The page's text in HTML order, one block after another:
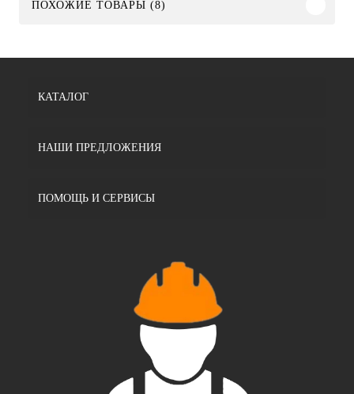
ПОХОЖИЕ ТОВАРЫ (8)
КАТАЛОГ
НАШИ ПРЕДЛОЖЕНИЯ
ПОМОЩЬ И СЕРВИСЫ